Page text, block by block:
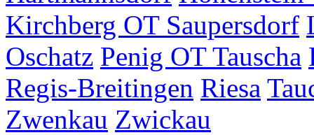
Kirchberg OT Saupersdorf
Oschatz Penig OT Tauscha
Regis-Breitingen Riesa
Zwenkau Zwickau